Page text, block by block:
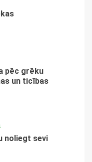
pēc grēku
un ticības
noliegt sevi